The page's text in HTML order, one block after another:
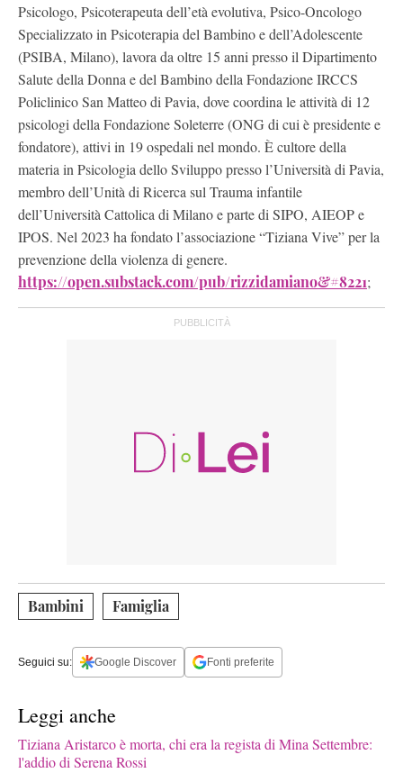
Psicologo, Psicoterapeuta dell’età evolutiva, Psico-Oncologo
Specializzato in Psicoterapia del Bambino e dell’Adolescente
(PSIBA, Milano), lavora da oltre 15 anni presso il Dipartimento
Salute della Donna e del Bambino della Fondazione IRCCS
Policlinico San Matteo di Pavia, dove coordina le attività di 12
psicologi della Fondazione Soleterre (ONG di cui è presidente e
fondatore), attivi in 19 ospedali nel mondo. È cultore della
materia in Psicologia dello Sviluppo presso l’Università di Pavia,
membro dell’Unità di Ricerca sul Trauma infantile
dell’Università Cattolica di Milano e parte di SIPO, AIEOP e
IPOS. Nel 2023 ha fondato l’associazione “Tiziana Vive” per la
prevenzione della violenza di genere.
https://open.substack.com/pub/rizzidamiano&#8221;
Bambini Famiglia
Seguici su: Google Discover Fonti preferite
Leggi anche
Tiziana Aristarco è morta, chi era la regista di Mina Settembre:
l'addio di Serena Rossi